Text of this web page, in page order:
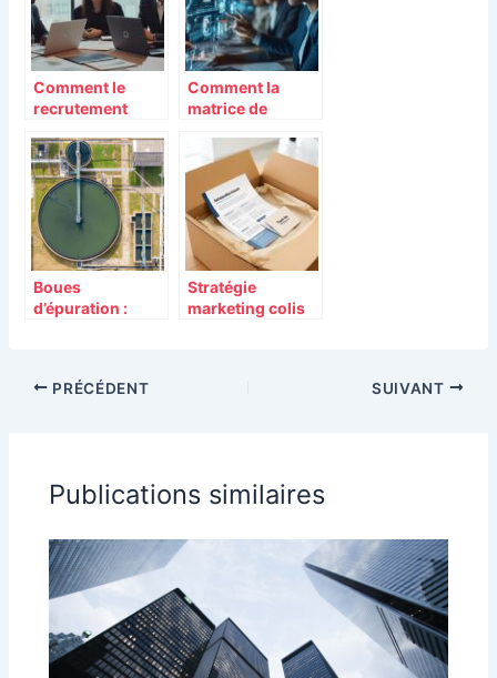
Comment le
recrutement
transforme la
gestion des
talents en
entreprise
Comment la
matrice de
optimise la
gestion des
compétences en
entreprise
Boues
d’épuration :
Stratégie
marketing colis
PRÉCÉDENT SUIVANT
Publications similaires